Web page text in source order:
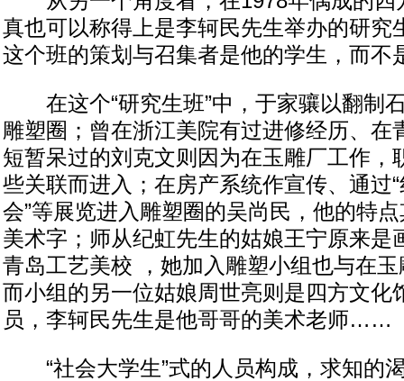
真也可以称得上是李轲民先生举办的研究
这个班的策划与召集者是他的学生，而不
在这个“研究生班”中，于家骧以翻制
雕塑圈；曾在浙江美院有过进修经历、在
短暂呆过的刘克文则因为在玉雕厂工作，
些关联而进入；在房产系统作宣传、通过“
会”等展览进入雕塑圈的吴尚民，他的特
美术字；师从纪虹先生的姑娘王宁原来是
青岛工艺美校 ，她加入雕塑小组也与在
而小组的另一位姑娘周世亮则是四方文化
员，李轲民先生是他哥哥的美术老师……
“社会大学生”式的人员构成，求知的